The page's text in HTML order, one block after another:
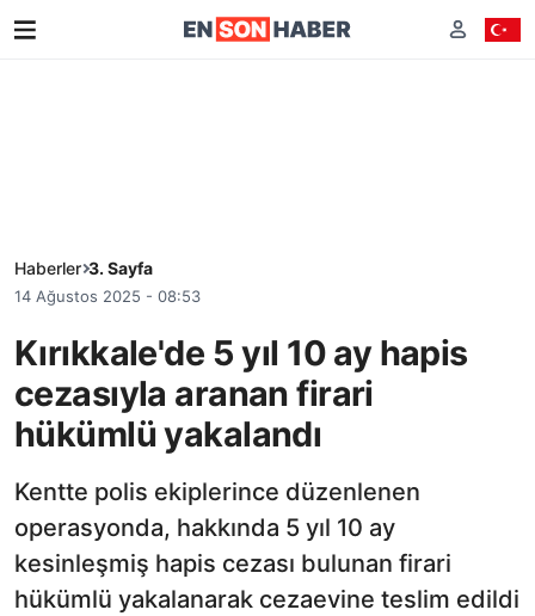
Haberler 3. Sayfa
14 Ağustos 2025 - 08:53
Kırıkkale'de 5 yıl 10 ay hapis
cezasıyla aranan firari
hükümlü yakalandı
Kentte polis ekiplerince düzenlenen
operasyonda, hakkında 5 yıl 10 ay
kesinleşmiş hapis cezası bulunan firari
hükümlü yakalanarak cezaevine teslim edildi